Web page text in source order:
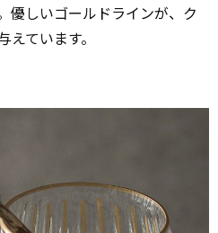
優しいゴールドラインが、ク
ています。